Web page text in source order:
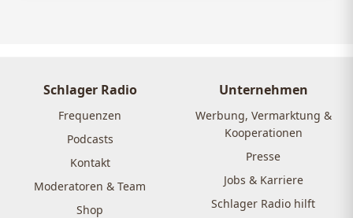
Schlager Radio
Frequenzen
Podcasts
Kontakt
Moderatoren & Team
Shop
Unternehmen
Werbung, Vermarktung &
Kooperationen
Presse
Jobs & Karriere
Schlager Radio hilft